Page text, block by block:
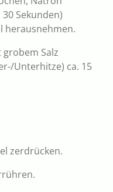
Sekunden)
herausnehmen.
grobem Salz
Unterhitze) ca. 15
zerdrücken.